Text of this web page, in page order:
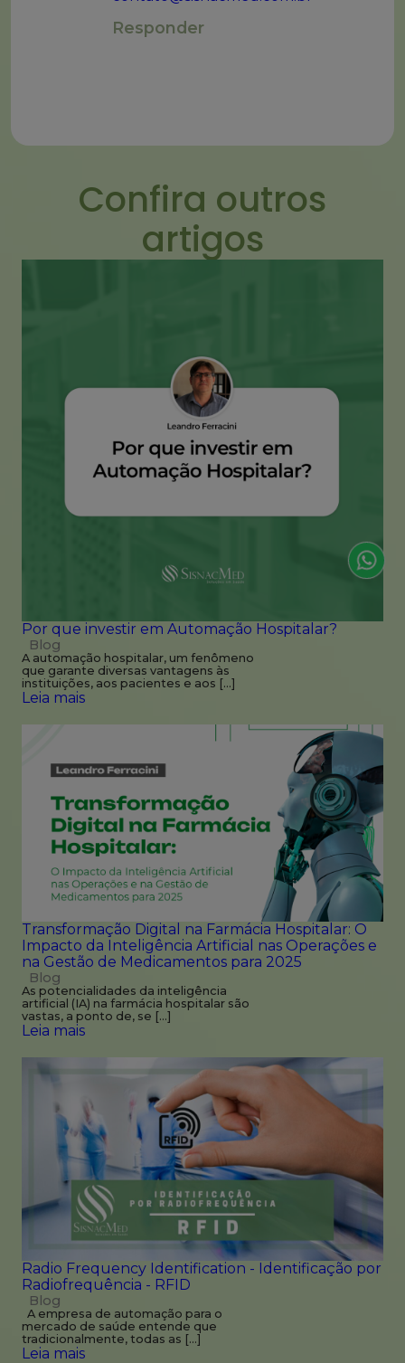
Responder
Confira outros
artigos
Por que investir em Automação Hospitalar?
Blog
A automação hospitalar, um fenômeno
que garante diversas vantagens às
instituições, aos pacientes e aos […]
Leia mais
Transformação Digital na Farmácia Hospitalar: O
Impacto da Inteligência Artificial nas Operações e
na Gestão de Medicamentos para 2025
Blog
As potencialidades da inteligência
artificial (IA) na farmácia hospitalar são
vastas, a ponto de, se […]
Leia mais
Radio Frequency Identification - Identificação por
Radiofrequência - RFID
Blog
A empresa de automação para o
mercado de saúde entende que
tradicionalmente, todas as […]
Leia mais